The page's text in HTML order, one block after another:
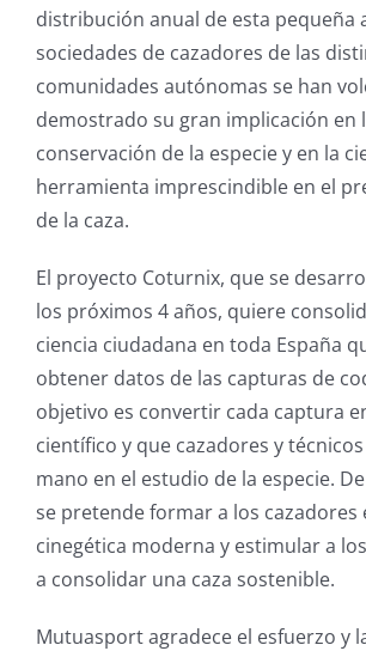
distribución anual de esta pequeña
sociedades de cazadores de las
comunidades autónomas se han
demostrado su gran implicación en
conservación de la especie y en la
herramienta imprescindible en el
de la caza.
El proyecto Coturnix, que se
los próximos 4 años, quiere
ciencia ciudadana en toda España
obtener datos de las capturas de
objetivo es convertir cada captura
científico y que cazadores y
mano en el estudio de la especie.
se pretende formar a los cazadores
cinegética moderna y estimular a
a consolidar una caza sostenible.
Mutuasport agradece el esfuerzo y